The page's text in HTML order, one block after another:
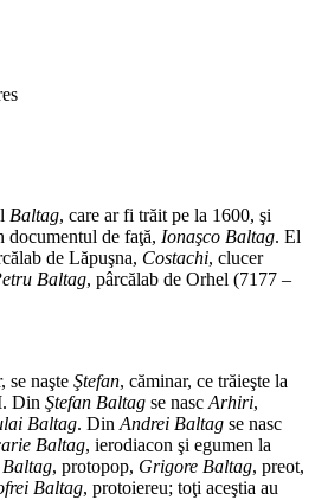
Baltag, care ar fi trăit pe la 1600, şi
documentul de faţă, Ionaşco Baltag. El
de Lăpuşna, Costachi, clucer
Baltag, pârcălab de Orhel (7177 –
se naşte Ştefan, căminar, ce trăieşte la
Din Ştefan Baltag se nasc Arhiri,
Baltag. Din Andrei Baltag se nasc
Baltag, ierodiacon şi egumen la
Baltag, protopop, Grigore Baltag, preot,
Baltag, protoiereu; toţi aceştia au